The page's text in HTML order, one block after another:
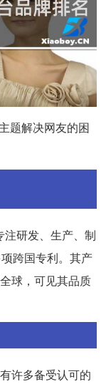
题解决网友的困
研发、生产、制
跨国专利。其产
球，可见其品质
许多备受认可的